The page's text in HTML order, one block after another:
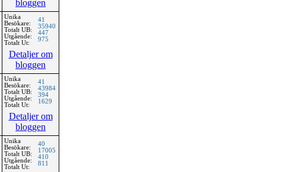
bloggen
Unika
Besökare:
Totalt UB:
Utgående:
Totalt Ut:
41
35940
447
975
Detaljer om
bloggen
Unika
Besökare:
Totalt UB:
Utgående:
Totalt Ut:
41
43984
394
1629
Detaljer om
bloggen
Unika
Besökare:
Totalt UB:
Utgående:
Totalt Ut:
40
17005
410
811